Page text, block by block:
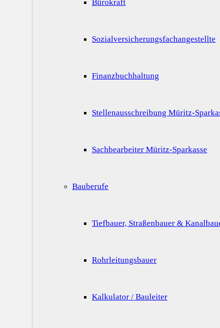
Bürokraft
Sozialversicherungsfachangestellte
Finanzbuchhaltung
Stellenausschreibung Müritz-
Sachbearbeiter Müritz-Sparkasse
Bauberufe
Tiefbauer, Straßenbauer &
Rohrleitungsbauer
Kalkulator / Bauleiter